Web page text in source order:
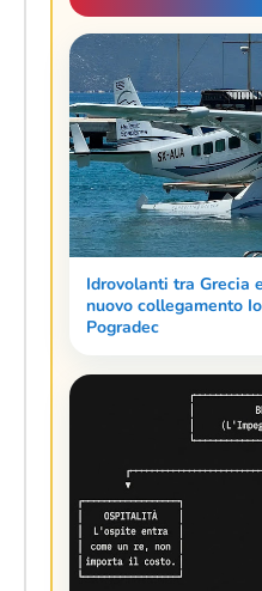
Idrovolanti tra Grecia
nuovo collegamento
Pogradec